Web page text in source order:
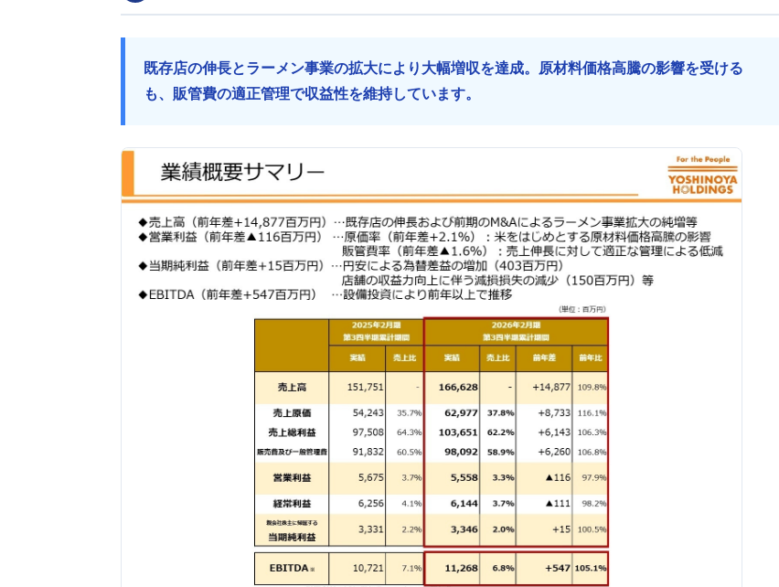
既存店の伸長とラーメン事業の拡大により大幅増収を達成。原材料価格高騰の影響を受ける
も、販管費の適正管理で収益性を維持しています。